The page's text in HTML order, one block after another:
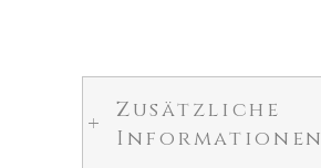
Zusätzliche
Informationen